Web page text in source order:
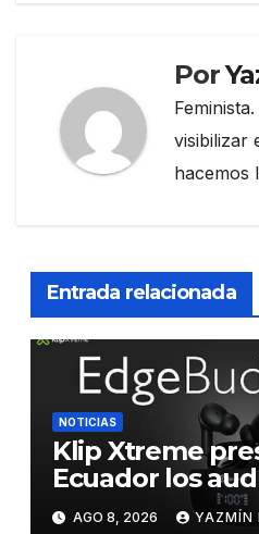
Por
visibilizar
hacemos
Entrada relacionada
NOTICIAS
Klip Xtreme
Ecuador los
DynaBuds con
AGO 8, 2026 YAZMÍN